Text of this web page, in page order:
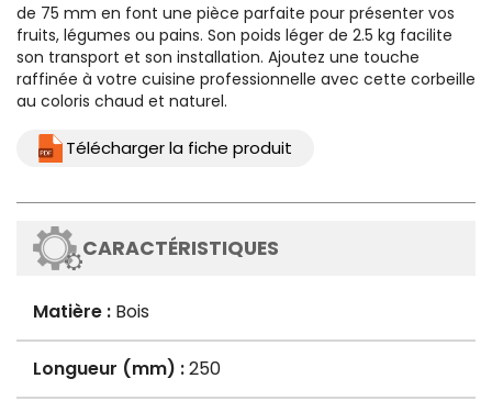
de 75 mm en font une pièce parfaite pour présenter vos
fruits, légumes ou pains. Son poids léger de 2.5 kg facilite
son transport et son installation. Ajoutez une touche
raffinée à votre cuisine professionnelle avec cette corbeille
au coloris chaud et naturel.
Télécharger la fiche produit
CARACTÉRISTIQUES
Matière : Bois
Longueur (mm) :250